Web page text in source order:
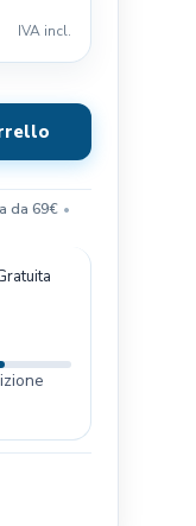
IVA incl.
da 69€